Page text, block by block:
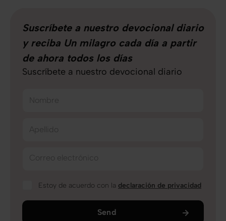
Suscríbete a nuestro devocional diario
y reciba Un milagro cada día a partir
de ahora todos los días
Suscríbete a nuestro devocional diario
Nombre
Apellido
Correo electrónico
Estoy de acuerdo con la declaración de privacidad
Send